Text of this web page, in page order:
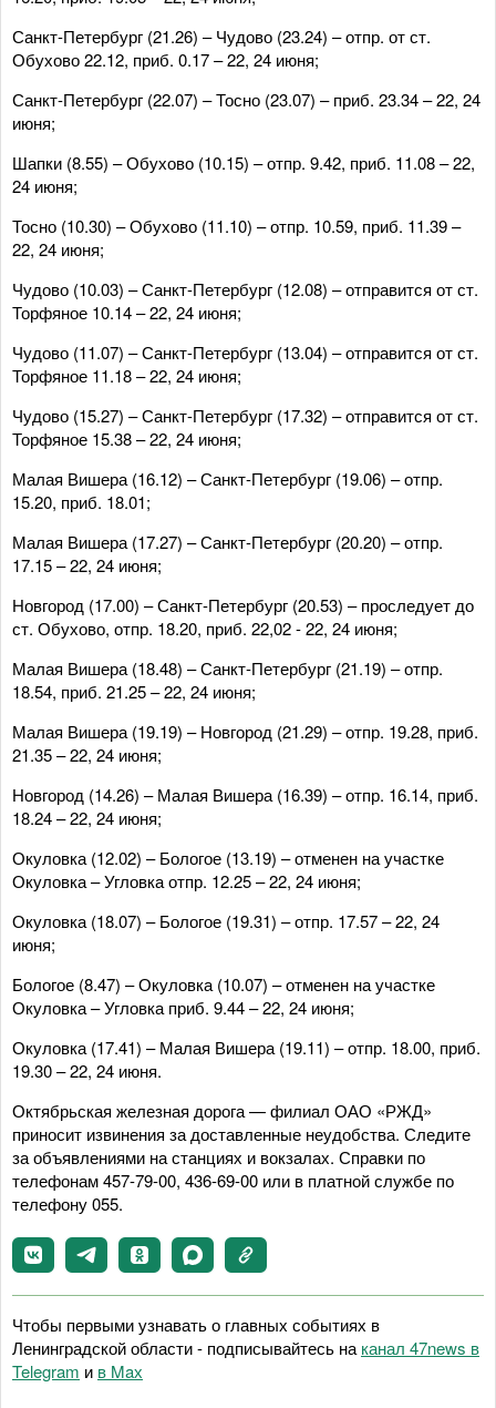
Санкт-Петербург (21.26) – Чудово (23.24) – отпр. от ст.
Обухово 22.12, приб. 0.17 – 22, 24 июня;
Санкт-Петербург (22.07) – Тосно (23.07) – приб. 23.34 – 22, 24
июня;
Шапки (8.55) – Обухово (10.15) – отпр. 9.42, приб. 11.08 – 22,
24 июня;
Тосно (10.30) – Обухово (11.10) – отпр. 10.59, приб. 11.39 –
22, 24 июня;
Чудово (10.03) – Санкт-Петербург (12.08) – отправится от ст.
Торфяное 10.14 – 22, 24 июня;
Чудово (11.07) – Санкт-Петербург (13.04) – отправится от ст.
Торфяное 11.18 – 22, 24 июня;
Чудово (15.27) – Санкт-Петербург (17.32) – отправится от ст.
Торфяное 15.38 – 22, 24 июня;
Малая Вишера (16.12) – Санкт-Петербург (19.06) – отпр.
15.20, приб. 18.01;
Малая Вишера (17.27) – Санкт-Петербург (20.20) – отпр.
17.15 – 22, 24 июня;
Новгород (17.00) – Санкт-Петербург (20.53) – проследует до
ст. Обухово, отпр. 18.20, приб. 22,02 - 22, 24 июня;
Малая Вишера (18.48) – Санкт-Петербург (21.19) – отпр.
18.54, приб. 21.25 – 22, 24 июня;
Малая Вишера (19.19) – Новгород (21.29) – отпр. 19.28, приб.
21.35 – 22, 24 июня;
Новгород (14.26) – Малая Вишера (16.39) – отпр. 16.14, приб.
18.24 – 22, 24 июня;
Окуловка (12.02) – Бологое (13.19) – отменен на участке
Окуловка – Угловка отпр. 12.25 – 22, 24 июня;
Окуловка (18.07) – Бологое (19.31) – отпр. 17.57 – 22, 24
июня;
Бологое (8.47) – Окуловка (10.07) – отменен на участке
Окуловка – Угловка приб. 9.44 – 22, 24 июня;
Окуловка (17.41) – Малая Вишера (19.11) – отпр. 18.00, приб.
19.30 – 22, 24 июня.
Октябрьская железная дорога — филиал ОАО «РЖД»
приносит извинения за доставленные неудобства. Следите
за объявлениями на станциях и вокзалах. Справки по
телефонам 457-79-00, 436-69-00 или в платной службе по
телефону 055.
Чтобы первыми узнавать о главных событиях в
Ленинградской области - подписывайтесь на канал 47news в
Telegram и в Maх